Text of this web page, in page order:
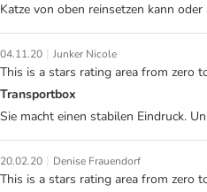
Katze von oben reinsetzen kann
04.11.20 | Junker Nicole
This is a stars rating area from zero
Transportbox
Sie macht einen stabilen Eindruck.
20.02.20 | Denise Frauendorf
This is a stars rating area from zero